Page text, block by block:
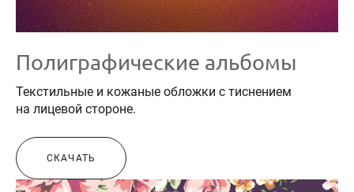
Полиграфические альбомы
Текстильные и кожаные обложки с тиснением
на лицевой стороне.
СКАЧАТЬ